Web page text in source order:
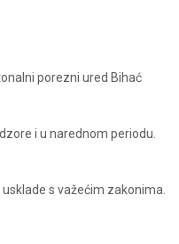
porezni ured Bihać
i u narednom periodu.
s važećim zakonima.